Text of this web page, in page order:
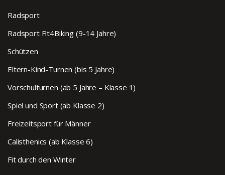
Radsport
Radsport Fit4Biking (9-14 Jahre)
Schützen
Eltern-Kind-Turnen (bis 5 Jahre)
Vorschulturnen (ab 5 Jahre – Klasse 1)
Spiel und Sport (ab Klasse 2)
Freizeitsport für Männer
Calisthenics (ab Klasse 6)
Fit durch den Winter